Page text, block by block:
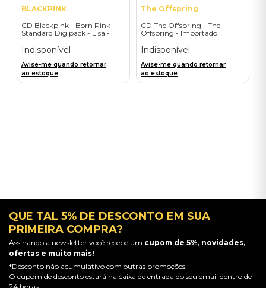
BLACKPINK
CD Blackpink - Born Pink
Standard Digipack - Lisa -
Indisponível
Avise-me quando retornar
ao estoque
The Offspring
CD The Offspring - The
Offspring - Importado
Indisponível
Avise-me quando retornar
ao estoque
QUE TAL 5% DE DESCONTO EM SUA
PRIMEIRA COMPRA?
Assinando a newsletter você recebe um cupom de 5%, novidades,
ofertas e muito mais!
*Desconto não acumulativo com outras promoções.
O cupom de desconto estará na caixa de entrada do seu email dentro de